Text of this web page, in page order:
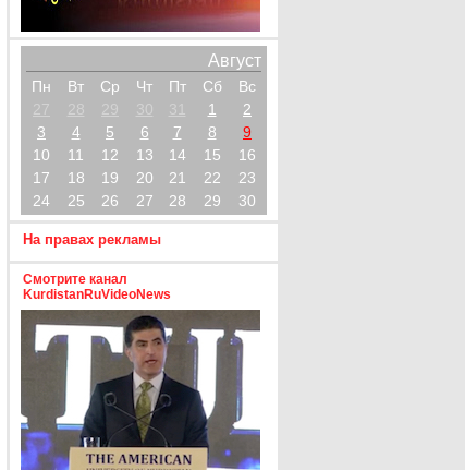
Август
Пн Вт Ср Чт Пт Сб
Вс
27
28 29 30 31 1
2
3
4 5 6 7 8
9
10
11 12 13 14 15
16
17
18 19 20 21 22
23
24
25 26 27 28 29 30
На правах рекламы
Смотрите канал
KurdistanRuVideoNews